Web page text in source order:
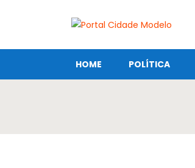
HOME POLÍTICA